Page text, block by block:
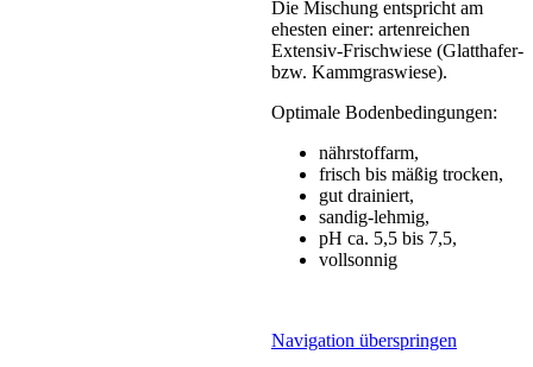
Die Mischung entspricht am
ehesten einer: artenreichen
Extensiv-Frischwiese (Glatthafer-
bzw. Kammgraswiese).
Optimale Bodenbedingungen:
nährstoffarm,
frisch bis mäßig trocken,
gut drainiert,
sandig-lehmig,
pH ca. 5,5 bis 7,5,
vollsonnig
Navigation überspringen